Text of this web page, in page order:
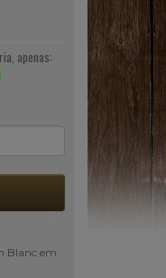
apenas:
Blanc em